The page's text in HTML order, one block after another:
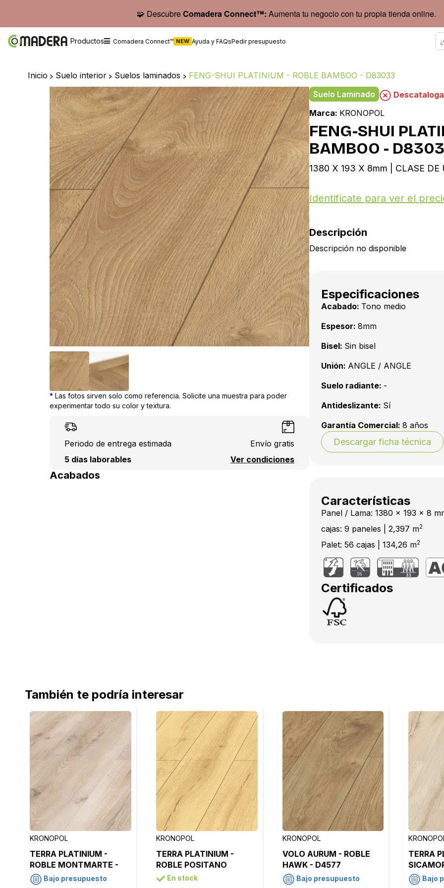
🧩 DescubreComadera Connect™: Aumenta tu negocio con tu propia tienda online.
Productos Comadera Connect™ NEW Ayuda y FAQsPedir presupuesto
Inicio > Suelo interior > Suelos laminados > FENG-SHUI PLATINIUM - ROBLE BAMBOO - D83033
* Las fotos sirven solo como referencia. Solicite una muestra para poder
experimentar todo su color y textura.
Periodo de entrega estimada
5 días laborables
Envío gratis
Ver condiciones
Acabados
Suelo Laminado
Marca: KRONOPOL
FENG-SHUI
BAMBOO -
1380 X 193 X 8mm | CLASE
Identifícate para ver el
Descripción
Descripción no disponible
Especificaciones
Acabado: Tono medio
Espesor: 8mm
Bisel: Sin bisel
Unión: ANGLE / ANGLE
Suelo radiante: -
Antideslizante: Sí
Garantía Comercial: 8 años
Descargar ficha técnica
Características
Panel / Lama: 1380 x 193 x 8
cajas: 9 paneles | 2,397 m2
Palet: 56 cajas | 134,26 m2
Certificados
También te podría interesar
KRONOPOL
TERRA PLATINIUM -
ROBLE MONTMARTE -
D4920Bajo presupuesto
KRONOPOL
TERRA PLATINIUM -
ROBLE POSITANO
D50564
En stock
KRONOPOL
VOLO AURUM - ROBLE
HAWK - D4577
Bajo presupuesto
TERRA
Bajo